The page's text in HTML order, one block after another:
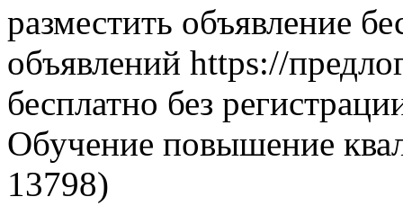
разместить объявление
объявлений https://
бесплатно без
Обучение повышение
13798)